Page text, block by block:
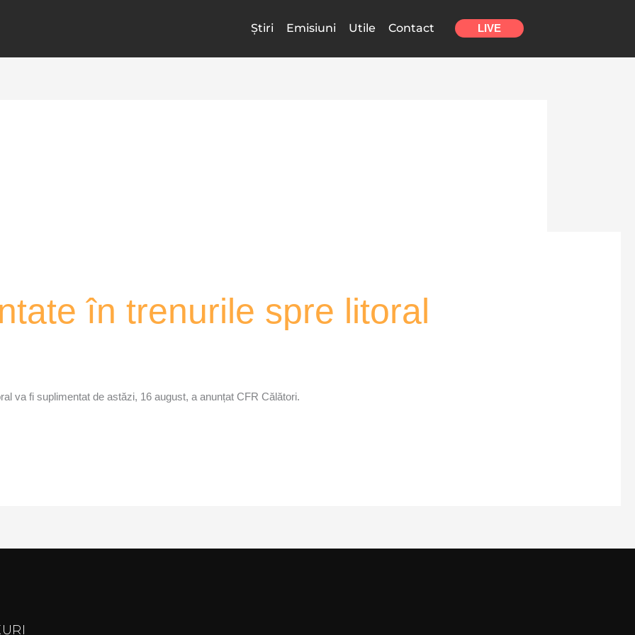
Știri Emisiuni Utile Contact LIVE
în trenurile spre litoral
va fi suplimentat de astăzi, 16 august, a anunțat CFR Călători.